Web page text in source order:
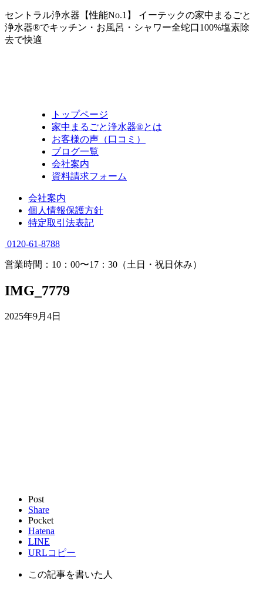
セントラル浄水器【性能No.1】 イーテックの家中まるごと
浄水器®でキッチン・お風呂・シャワー全蛇口100%塩素除
去で快適
トップページ
家中まるごと浄水器®とは
お客様の声（口コミ）
ブログ一覧
会社案内
資料請求フォーム
会社案内
個人情報保護方針
特定取引法表記
0120-61-8788
営業時間：10：00〜17：30（土日・祝日休み）
IMG_7779
2025年9月4日
Post
Share
Pocket
Hatena
LINE
URLコピー
この記事を書いた人